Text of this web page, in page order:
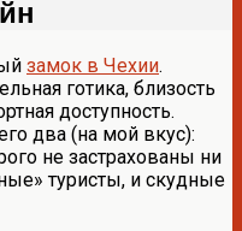
замок в Чехии.
готика, близость
доступность.
два (на мой вкус):
не застрахованы ни
туристы, и скудные